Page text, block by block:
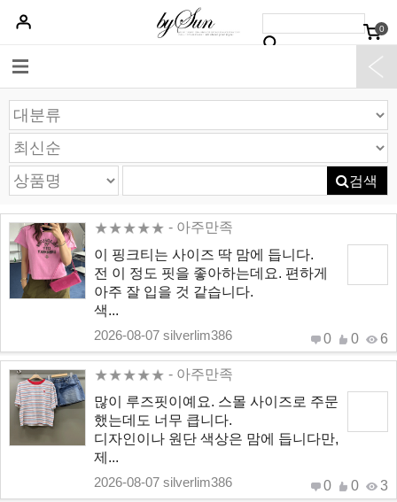
0
베스트50 아우터
검색
- 아주만족
이 핑크티는 사이즈 딱 맘에 듭니다.
전 이 정도 핏을 좋아하는데요. 편하게
아주 잘 입을 것 같습니다.
색...
2026-08-07 silverlim386
0 0 6
- 아주만족
많이 루즈핏이예요. 스몰 사이즈로 주문
했는데도 너무 큽니다.
디자인이나 원단 색상은 맘에 듭니다만,
제...
2026-08-07 silverlim386
0 0 3